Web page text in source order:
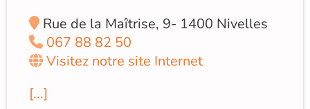
Rue de la Maîtrise, 9- 1400 Nivelles
067 88 82 50
Visitez notre site Internet
[...]